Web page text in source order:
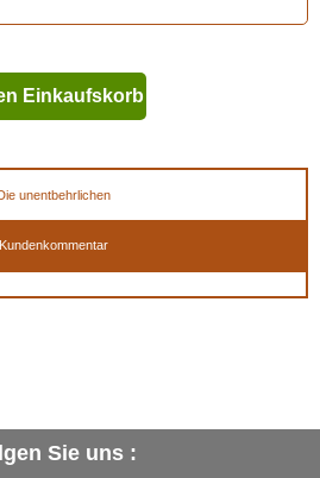
Einkaufskorb
unentbehrlichen
Kundenkommentar
Sie uns :